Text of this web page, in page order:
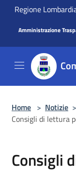
Salta al contenuto
Regione
Amministrazione
Home > Notizie >
Consigli di lettura
Consigli